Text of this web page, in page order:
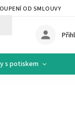
OD SMLOUVY
s potiskem